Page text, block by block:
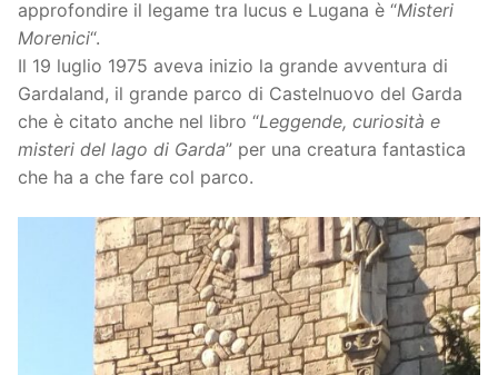
approfondire il legame tra lucus e Lugana è “Misteri
Morenici“.
Il 19 luglio 1975 aveva inizio la grande avventura di
Gardaland, il grande parco di Castelnuovo del Garda
che è citato anche nel libro “Leggende, curiosità e
misteri del lago di Garda” per una creatura fantastica
che ha a che fare col parco.